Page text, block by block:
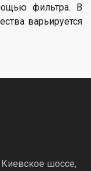
фильтра. В
варьируется
шоссе,